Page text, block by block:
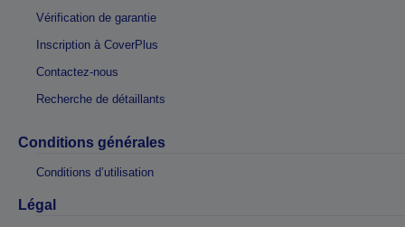
Vérification de garantie
Inscription à CoverPlus
Contactez-nous
Recherche de détaillants
Conditions générales
Conditions d’utilisation
Légal